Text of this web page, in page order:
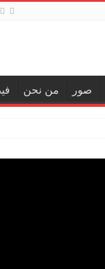
صور من نحن